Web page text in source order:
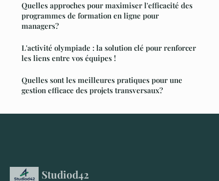
Quelles approches pour maximiser l'efficacité des
programmes de formation en ligne pour
managers?
L'activité olympiade : la solution clé pour renforcer
les liens entre vos équipes !
Quelles sont les meilleures pratiques pour une
gestion efficace des projets transversaux?
Studiod42